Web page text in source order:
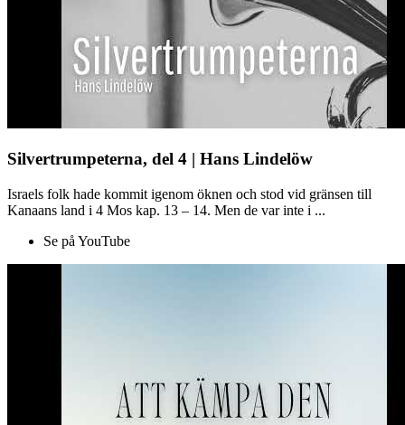
Silvertrumpeterna, del 4 | Hans Lindelöw
Israels folk hade kommit igenom öknen och stod vid gränsen till
Kanaans land i 4 Mos kap. 13 – 14. Men de var inte i ...
Se på YouTube